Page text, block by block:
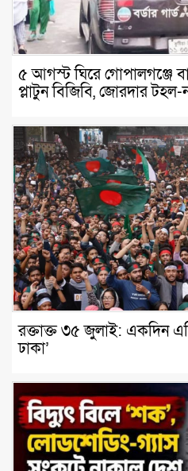
৫ আগস্ট ঘিরে গোপালগঞ্জে
প্লাটুন বিজিবি, জোরদার টহল-
রক্তাক্ত ৩৫ জুলাই: একদিন
ঢাকা’